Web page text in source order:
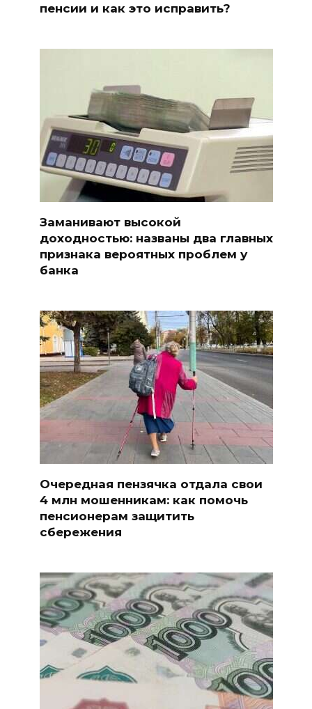
пенсии и как это исправить?
Заманивают высокой
доходностью: названы два главных
признака вероятных проблем у
банка
Очередная пензячка отдала свои
4 млн мошенникам: как помочь
пенсионерам защитить
сбережения